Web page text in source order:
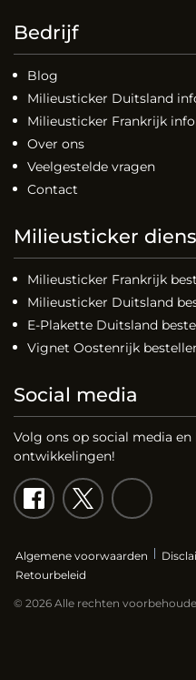
Bedrijf
Blog
Milieusticker Duitsland
Milieusticker Frankrijk
Over ons
Veelgestelde vragen
Contact
Milieusticker
Milieusticker Frankrijk
Milieusticker Duitsland
E-Plakette Duitsland
Vignet Oostenrijk
Social media
Volg ons op social media
ontwikkelingen!
Algemene voorwaarden
Retourbeleid
© 2026 Alle rechten